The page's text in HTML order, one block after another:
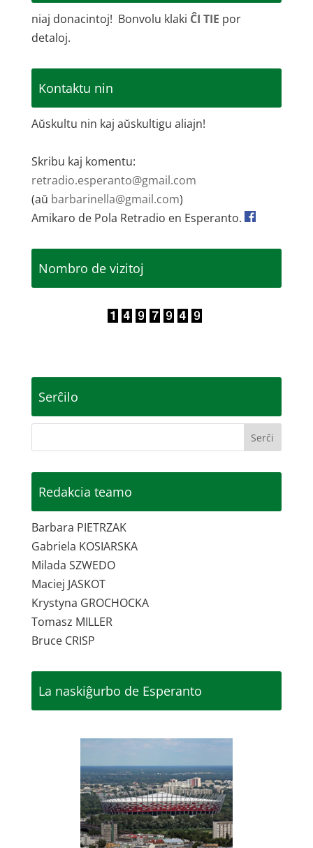
niaj donacintoj! Bonvolu klaki ĈI TIE por
detaloj.
Kontaktu nin
Aŭskultu nin kaj aŭskultigu aliajn!
Skribu kaj komentu:
retradio.esperanto@gmail.com
(aŭ barbarinella@gmail.com)
Amikaro de Pola Retradio en Esperanto.
Nombro de vizitoj
Serĉilo
Redakcia teamo
Barbara PIETRZAK
Gabriela KOSIARSKA
Milada SZWEDO
Maciej JASKOT
Krystyna GROCHOCKA
Tomasz MILLER
Bruce CRISP
La naskiĝurbo de Esperanto